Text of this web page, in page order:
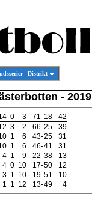
Distrikt
- 2019
0 3 71-18
42
3 2 66-25
39
1 6 43-25
31
1 6 46-41
31
4 1 9 22-38
13
4 0 10 17-50
12
3 1 10 19-51
10
1 1 12 13-49 4